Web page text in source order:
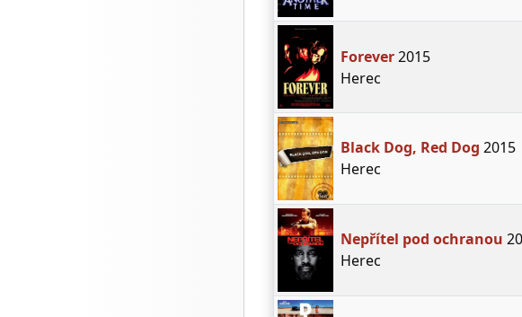
Forever2015
Herec
Black Dog, Red Dog 2015
Herec
Nepřítel pod ochranou
Herec